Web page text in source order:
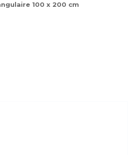
100 x 200 cm